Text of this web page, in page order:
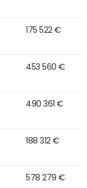
175 522 €
453 560 €
490 361 €
188 312 €
578 279 €